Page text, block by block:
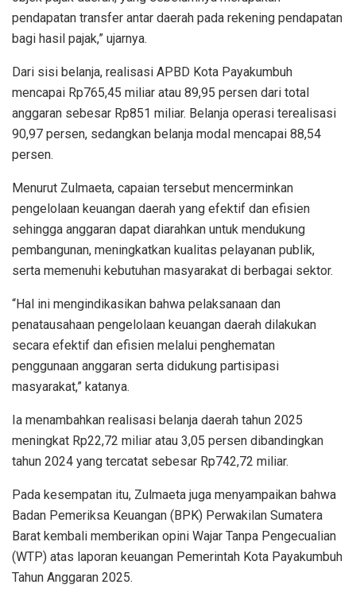
pendapatan transfer antar daerah pada rekening pendapatan
bagi hasil pajak,” ujarnya.
Dari sisi belanja, realisasi APBD Kota Payakumbuh
mencapai Rp765,45 miliar atau 89,95 persen dari total
anggaran sebesar Rp851 miliar. Belanja operasi terealisasi
90,97 persen, sedangkan belanja modal mencapai 88,54
persen.
Menurut Zulmaeta, capaian tersebut mencerminkan
pengelolaan keuangan daerah yang efektif dan efisien
sehingga anggaran dapat diarahkan untuk mendukung
pembangunan, meningkatkan kualitas pelayanan publik,
serta memenuhi kebutuhan masyarakat di berbagai sektor.
“Hal ini mengindikasikan bahwa pelaksanaan dan
penatausahaan pengelolaan keuangan daerah dilakukan
secara efektif dan efisien melalui penghematan
penggunaan anggaran serta didukung partisipasi
masyarakat,” katanya.
Ia menambahkan realisasi belanja daerah tahun 2025
meningkat Rp22,72 miliar atau 3,05 persen dibandingkan
tahun 2024 yang tercatat sebesar Rp742,72 miliar.
Pada kesempatan itu, Zulmaeta juga menyampaikan bahwa
Badan Pemeriksa Keuangan (BPK) Perwakilan Sumatera
Barat kembali memberikan opini Wajar Tanpa Pengecualian
(WTP) atas laporan keuangan Pemerintah Kota Payakumbuh
Tahun Anggaran 2025.